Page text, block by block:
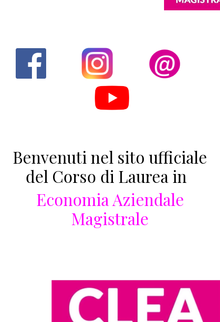
Benvenuti nel sito ufficiale
del Corso di Laurea in
Economia Aziendale
Magistrale